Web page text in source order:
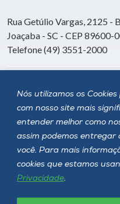
Nós utilizamos os
com nosso site mais
entender melhor como
assim podemos entregar
você. Para mais
cookies que estamos
Privacidade.
Rua Getúlio Vargas, 2125 -
Joaçaba - SC - CEP 89600-
Telefone (49) 3551-2000
Siga a Unoesc